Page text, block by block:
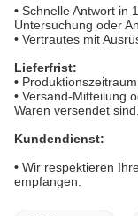
• Schnelle Antwort in
Untersuchung oder
• Vertrautes mit
Lieferfrist:
•
• Versand-Mitteilung
Waren versendet sind.
Kundendienst:
• Wir respektieren
empfangen.